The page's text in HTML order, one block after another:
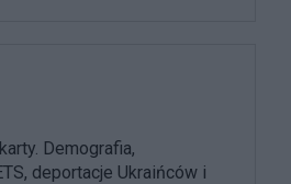
Demografia,
deportacje Ukraińców i